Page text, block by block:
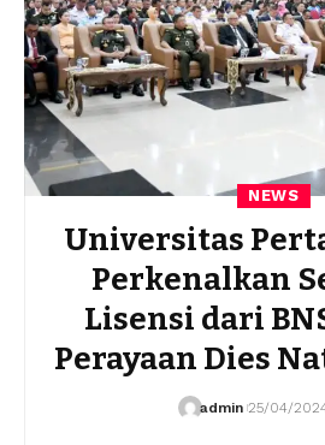
NEWS
Universitas
Perkenalkan
Lisensi dari
Perayaan Dies
admin 25/04/